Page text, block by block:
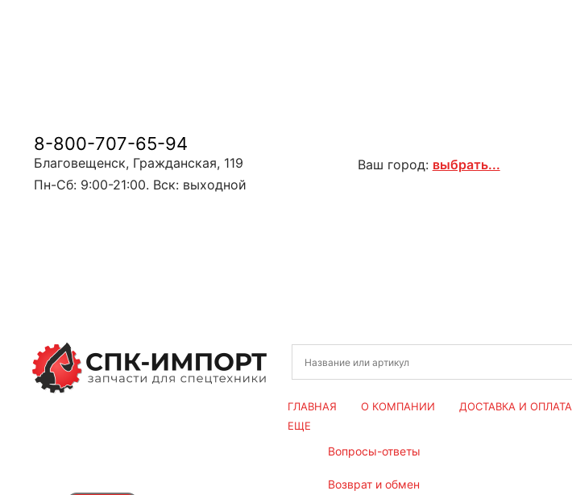
8-800-707-65-94
Благовещенск, Гражданская, 119
Пн-Сб: 9:00-21:00. Вск: выходной
Ваш город: выбрать...
ГЛАВНАЯ О КОМПАНИИ ДОСТАВКА И ОПЛАТА
ЕЩЕ
вопросы-ответы
возврат и обмен